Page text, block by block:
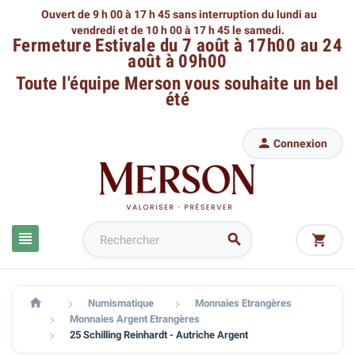
Ouvert de 9 h 00 à 17 h 45 sans interruption du lundi au
vendredi et de 10 h 00 à 17 h 45 le samedi.
Fermeture Estivale du 7 août à 17h00 au 24
août à 09h00
Toute l'équipe Mersonvous souhaite un bel
été
 
 Connexion

  Numismatique  Monnaies Etrangères
 Monnaies Argent Etrangères
 25 Schilling Reinhardt - Autriche Argent